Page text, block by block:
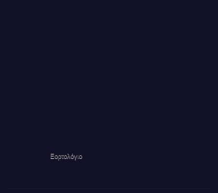
Εορτολόγιο